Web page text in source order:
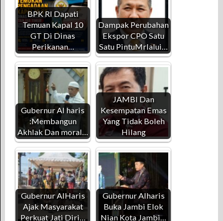
BPK RI Dapati
Temuan Kapal 10
GT Di Dinas
Perikanan…
Dampak Perubahan
Ekspor CPO Satu
Satu PintuMrlalui…
Gubernur Al haris
:Membangun
Akhlak Dan moral…
JAMBI Dan
Kesempatan Emas
Yang Tidak Boleh
Hilang
Gubernur AlHaris
Ajak Masyarakat
Perkuat Jati Diri…
Gubernur Alharis
Buka Jambi Elok
Nian Kota Jambi…